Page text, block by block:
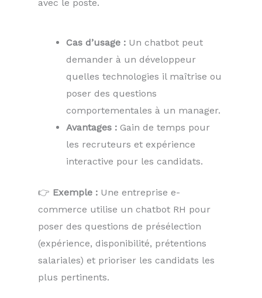
avec le poste.
Cas d’usage : Un chatbot peut
demander à un développeur
quelles technologies il maîtrise ou
poser des questions
comportementales à un manager.
Avantages : Gain de temps pour
les recruteurs et expérience
interactive pour les candidats.
👉 Exemple : Une entreprise e-
commerce utilise un chatbot RH pour
poser des questions de présélection
(expérience, disponibilité, prétentions
salariales) et prioriser les candidats les
plus pertinents.